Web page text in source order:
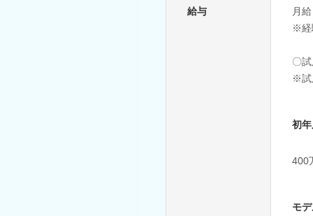
給与
月
※経
〇
※試
初
400
モ